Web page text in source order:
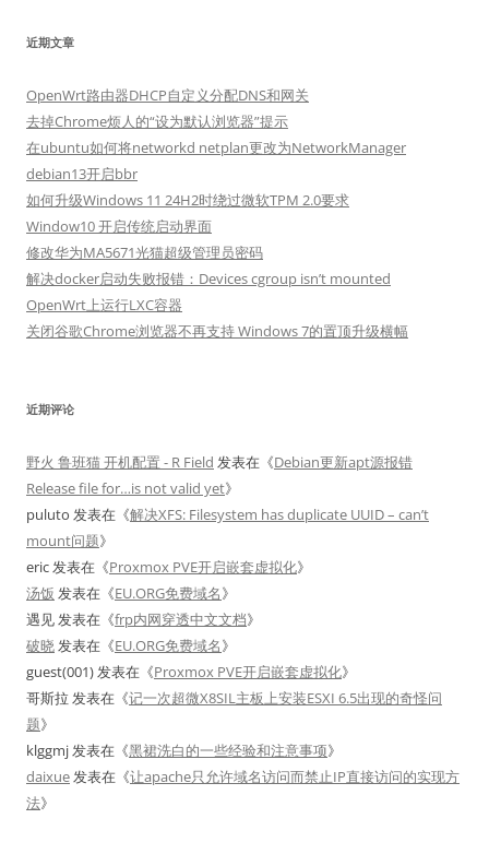
近期文章
OpenWrt路由器DHCP自定义分配DNS和网关
去掉Chrome烦人的“设为默认浏览器”提示
在ubuntu如何将networkd netplan更改为NetworkManager
debian13开启bbr
如何升级Windows 11 24H2时绕过微软TPM 2.0要求
Window10 开启传统启动界面
修改华为MA5671光猫超级管理员密码
解决docker启动失败报错：Devices cgroup isn’t mounted
OpenWrt上运行LXC容器
关闭谷歌Chrome浏览器不再支持 Windows 7的置顶升级横幅
近期评论
野火 鲁班猫 开机配置 - R Field 发表在《Debian更新apt源报错
Release file for…is not valid yet》
puluto 发表在《解决XFS: Filesystem has duplicate UUID – can’t
mount问题》
eric发表在《Proxmox PVE开启嵌套虚拟化》
汤饭 发表在《EU.ORG免费域名》
遇见发表在《frp内网穿透中文文档》
破晓发表在《EU.ORG免费域名》
guest(001)发表在《Proxmox PVE开启嵌套虚拟化》
哥斯拉 发表在《记一次超微X8SIL主板上安装ESXI 6.5出现的奇怪问
题》
klggmj发表在《黑裙洗白的一些经验和注意事项》
daixue发表在《让apache只允许域名访问而禁止IP直接访问的实现方
法》